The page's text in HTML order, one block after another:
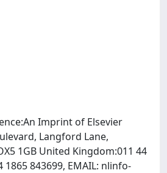
Imprint of Elsevier
Langford Lane,
1GB United Kingdom:011 44
1865 843699, EMAIL: nlinfo-